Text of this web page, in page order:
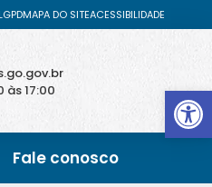
MAPA DO SITEACESSIBILIDADE
às 17:00
Fale conosco
Abrir